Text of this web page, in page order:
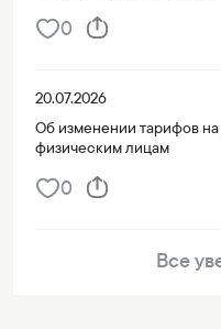
0
20.07.2026
Об изменении тарифов
физическим лицам
0
Все